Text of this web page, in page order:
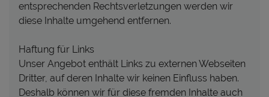
entsprechenden Rechtsverletzungen werden wir
diese Inhalte umgehend entfernen.
Haftung für Links
Unser Angebot enthält Links zu externen Webseiten
Dritter, auf deren Inhalte wir keinen Einfluss haben.
Deshalb können wir für diese fremden Inhalte auch